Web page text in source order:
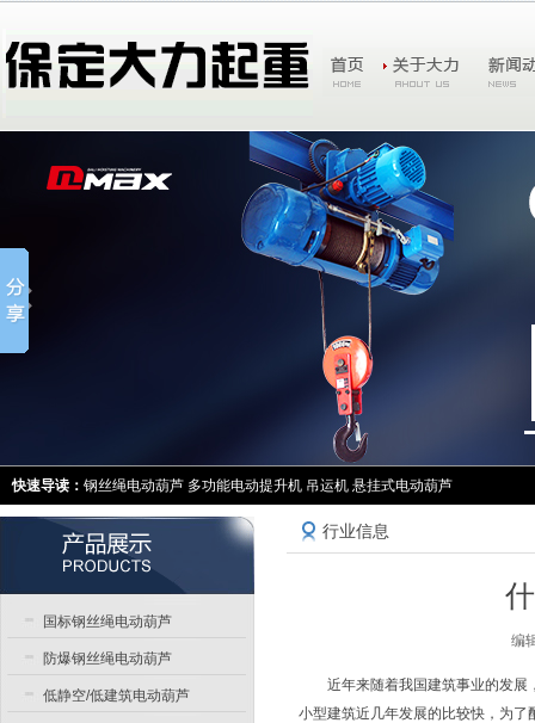
快速导读： 钢丝绳电动葫芦 多功能电动提升机 吊运机 悬挂式电动葫芦
行业信息
编
近年来随着我国建筑事业的发展
小型建筑近几年发展的比较快，为
国标钢丝绳电动葫芦
防爆钢丝绳电动葫芦
低静空/低建筑电动葫芦